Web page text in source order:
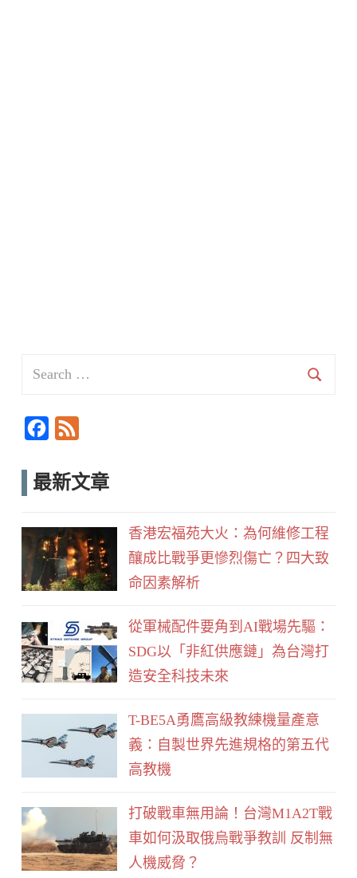
c
o
k
e
最新文章
香港宏福苑大火：為何維修工程
釀成比戰爭更慘烈傷亡？四大致
命因素解析
從軍械配件要角到AI戰場先驅：
SDG以「非紅供應鏈」為台灣打
造安全科技未來
T-BE5A勇鷹高級教練機量產意
義：自製世界先進規格的第五代
高教機
打破戰車無用論！台灣M1A2T戰
車如何汲取俄烏戰爭教訓 反制無
人機威脅？